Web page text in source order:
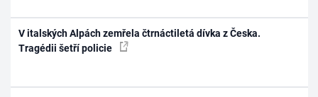
V italských Alpách zemřela čtrnáctiletá dívka z Česka.
Tragédii šetří policie